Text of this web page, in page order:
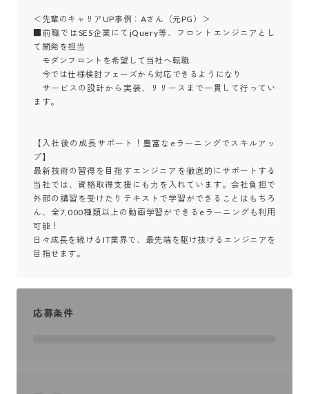
＜先輩のキャリアUP事例：Aさん（元PG）＞
■前職ではSES企業にてjQuery等、フロントエンジニアとし
て開発を担当
モダンフロントを希望して当社へ転職
今では仕様検討フェーズから対応できるようになり
サービスの設計から実装、リリースまで一貫して行ってい
ます。
【入社後の成長サポート！豊富なeラーニングでスキルアッ
プ】
最新技術の習得を目指すエンジニアを徹底的にサポートする
当社では、資格取得支援にも力を入れています。会社負担で
外部の講習を受けたりテキストで学習ができることはもちろ
ん、全7,000種類以上の動画学習ができるeラーニングも利用
可能！
日々成長を続けるIT業界で、最先端を駆け抜けるエンジニアを
目指せます。
応募条件